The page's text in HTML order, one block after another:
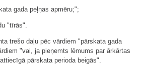
gada peļņas apmēru;";
"tīrās".
trešo daļu pēc vārdiem "pārskata gada
"vai, ja pieņemts lēmums par ārkārtas
pārskata perioda beigās".